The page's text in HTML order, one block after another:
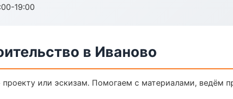
19:00
в Иваново
проекту или эскизам. Помогаем с материалами, ведём